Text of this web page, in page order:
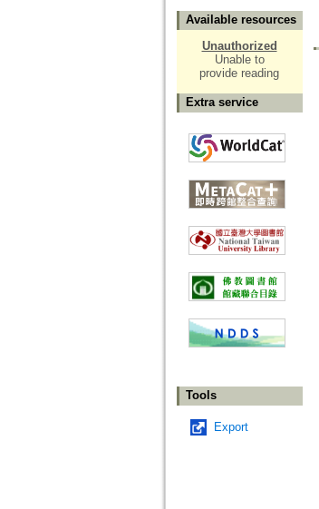
Available resources
Unauthorized
Unable to
provide reading
Extra service
Tools
Export